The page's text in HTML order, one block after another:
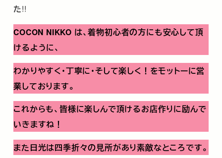
た!!
COCON NIKKO は、着物初心者の方にも安心して頂
けるように、
わかりやすく･丁寧に･そして楽しく！をモットーに営
業しております。
これからも、皆様に楽しんで頂けるお店作りに励んで
いきますね！
また日光は四季折々の見所があり素敵なところです。